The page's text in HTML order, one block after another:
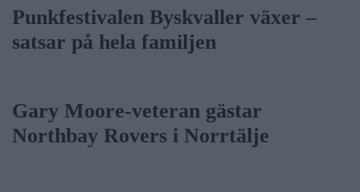
Punkfestivalen Byskvaller växer –
satsar på hela familjen
Gary Moore-veteran gästar
Northbay Rovers i Norrtälje